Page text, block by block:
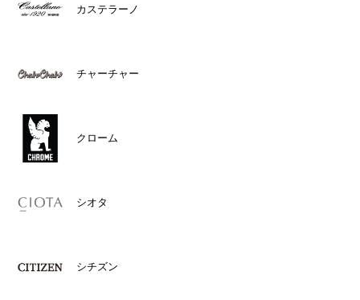
カステラーノ
チャーチャー
クローム
シオタ
シチズン